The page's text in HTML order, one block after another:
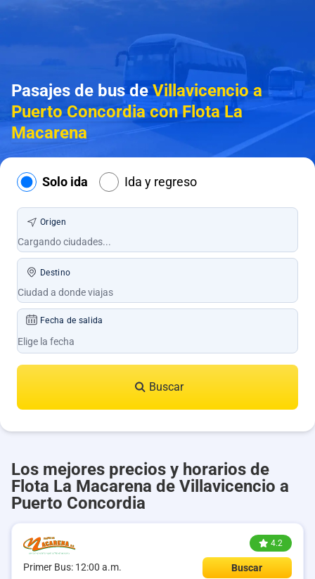
Pasajes de bus deVillavicencio a
Puerto Concordia con Flota La
Macarena
Solo ida Ida y regreso
Origen
Destino
Fecha de salida
Buscar
Los mejores precios y horarios de
Flota La Macarena de Villavicencio a
Puerto Concordia
Primer Bus: 12:00 a.m.
4.2
Buscar